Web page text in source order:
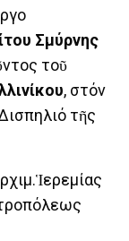
Σμύρνης
τοῦ
, στόν
τῆς